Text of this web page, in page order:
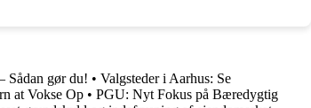
Sådan gør du! • Valgsteder i Aarhus: Se
at Vokse Op • PGU: Nyt Fokus på Bæredygtig